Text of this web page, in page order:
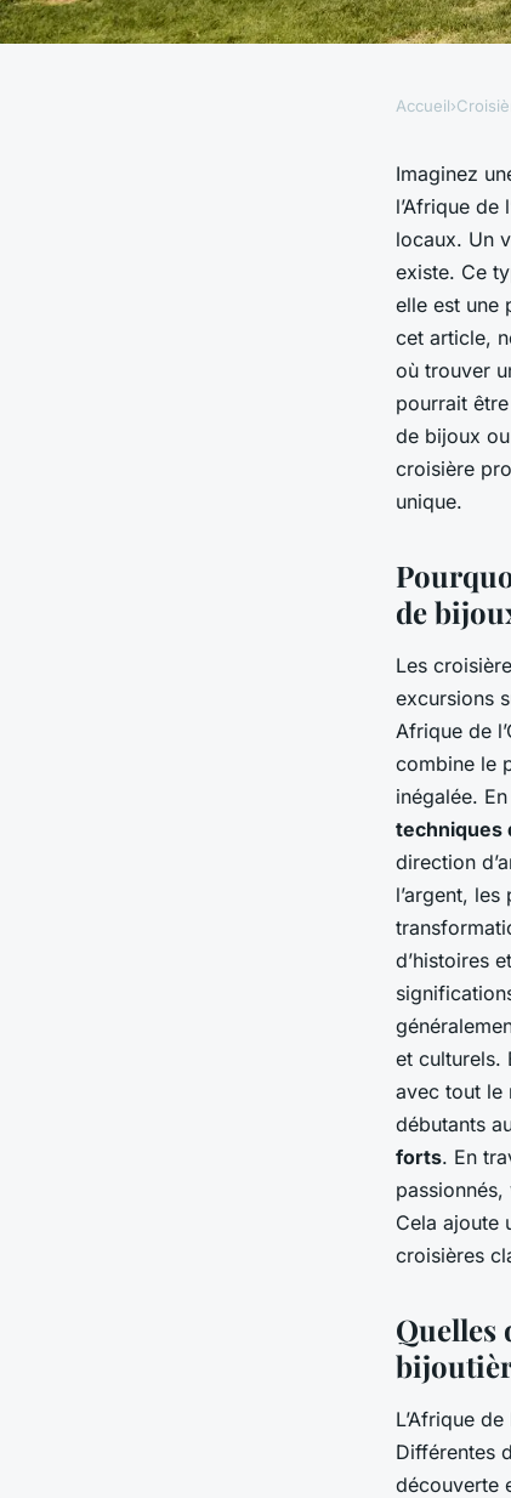
Peut-on trouver
propose des
bijoux en Afrique
Accueil›
Imaginez
l’Afrique de
locaux. Un
existe. Ce
elle est une
cet article,
où trouver
pourrait
de bijoux
croisière
unique.
de
Les
excursions
Afrique de
combine le
inégalée.
techniques
direction
l’argent,
d’histoires
et culturels.
avec tout le
débutants
forts. En
passionnés,
Cela ajoute
croisières
Quelles
L’Afrique
Différentes
découverte